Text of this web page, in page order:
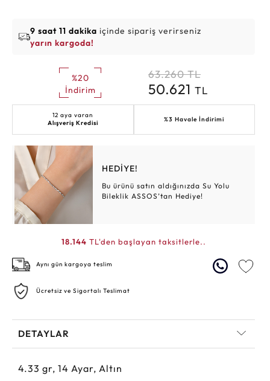
9 saat 11 dakika içinde sipariş verirseniz
yarın kargoda!
%20
İndirim
63.260 TL
50.621 TL
12 aya varan
Alışveriş Kredisi
%3 Havale İndirimi
HEDİYE!
Bu ürünü satın aldığınızda Su Yolu
Bileklik ASSOS’tan Hediye!
18.144 TL'den başlayan taksitlerle..
Aynı gün kargoya teslim
Ücretsiz ve Sigortalı Teslimat
DETAYLAR
4.33 gr, 14 Ayar, Altın